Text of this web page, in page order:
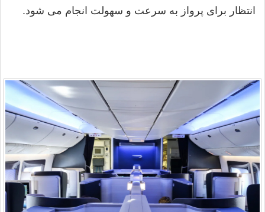
انتظار برای پرواز به سرعت و سهولت انجام می شود.